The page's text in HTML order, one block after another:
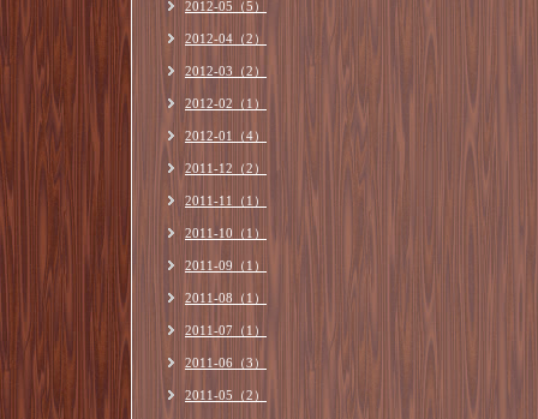
2012-05（5）
2012-04（2）
2012-03（2）
2012-02（1）
2012-01（4）
2011-12（2）
2011-11（1）
2011-10（1）
2011-09（1）
2011-08（1）
2011-07（1）
2011-06（3）
2011-05（2）